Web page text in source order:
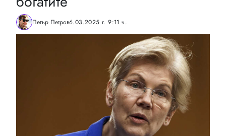
Петър Петров6.03.2025 г. 9:11 ч.